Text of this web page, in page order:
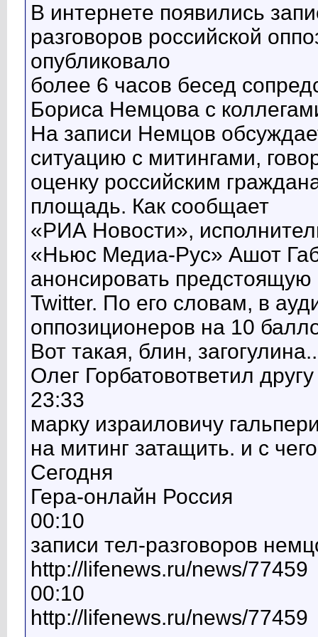
В интернете появились
разговоров российской
опубликовало
более 6 часов бесед
Бориса Немцова с
На записи Немцов
ситуацию с митингами,
оценку российским
площадь. Как сообщает
«РИА Новости»,
«Ньюс Медиа-Рус» Ашот
анонсировать
Twitter. По его словам, в
оппозиционеров на 10
Вот такая, блин,
Олег Горбатовответил
23:33
марку израиловичу
на митинг затащить. и с
Сегодня
Гера-онлайн Россия
00:10
записи тел-разговоров
http://lifenews.ru/news/77459
00:10
http://lifenews.ru/news/77459